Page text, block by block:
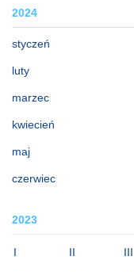
2024
styczeń
luty
marzec
kwiecień
maj
czerwiec
2023
I II III